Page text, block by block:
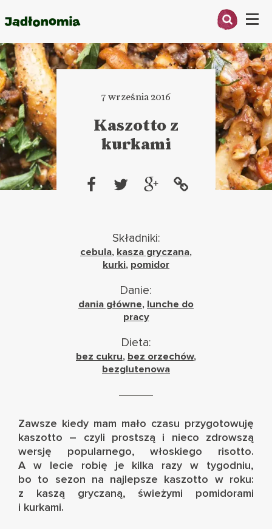
Menu
O MNIE
PRZEPISY
ARTYKUŁY
KSIĄŻKI
KONTAKT
7 września 2016
Kaszotto z
kurkami
Składniki:
cebula, kasza gryczana,
kurki, pomidor
Danie:
dania główne, lunche do
pracy
Dieta:
bez cukru, bez orzechów,
bezglutenowa
Zawsze kiedy mam mało czasu przygotowuję
kaszotto – czyli prostszą i nieco zdrowszą
wersję popularnego, włoskiego risotto.
A w lecie robię je kilka razy w tygodniu,
bo to sezon na najlepsze kaszotto w roku:
z kaszą gryczaną, świeżymi pomidorami
i kurkami.